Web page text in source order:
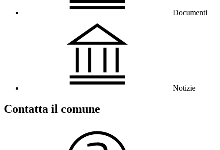
Documenti
Notizie
Contatta il comune